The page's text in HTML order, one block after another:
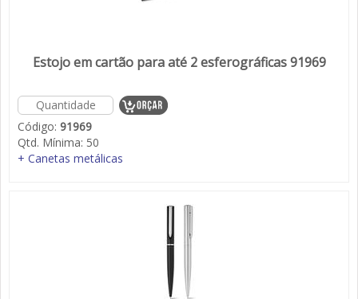
Estojo em cartão para até 2 esferográficas 91969
Código: 91969
Qtd. Mínima: 50
+ Canetas metálicas